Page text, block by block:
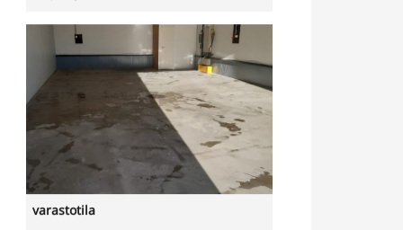
varastotila
Lahnuksentie 42, 02970 Espoo, Suomi, Lahnus